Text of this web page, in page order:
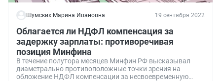
Шумских Марина Ивановна 19 сентября 2022
Облагается ли НДФЛ компенсация за
задержку зарплаты: противоречивая
позиция Минфина
В течение полутора месяцев Минфин РФ высказывал
диаметрально противоположные точки зрения на
обложение НДФЛ компенсации за несвоевременную